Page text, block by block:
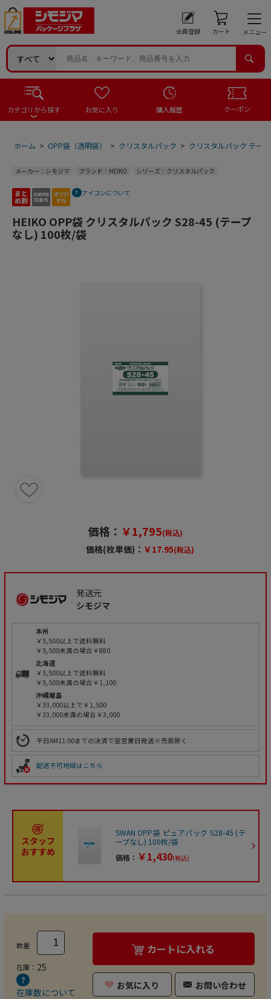
会員登録 カート メニュー
カテゴリから探す お気に入り 購入履歴 クーポン
ホーム > OPP袋（透明袋） > クリスタルパック > クリスタルパック テー
メーカー：シモジマ ブランド：HEIKO シリーズ：クリスタルパック
アイコンについて
HEIKO OPP袋 クリスタルパック S28-45 (テープ
なし) 100枚/袋
価格： ￥1,795(税込)
価格(枚単価)： ￥17.95(税込)
発送元
シモジマ
本州
￥5,500以上で送料無料
￥5,500未満の場合￥880
北海道
￥5,500以上で送料無料
￥5,500未満の場合￥1,100
沖縄離島
￥33,000以上で￥1,500
￥33,000未満の場合￥3,000
平日AM11:00までの決済で翌営業日発送※売掛除く
配送不可地域はこちら
スタッフ
おすすめ
SWAN OPP袋 ピュアパック S28-45 (テ
ープなし) 100枚/袋
価格： ￥1,430(税込)
数量
在庫： 25
在庫数について
カートに入れる
お気に入り お問い合わせ